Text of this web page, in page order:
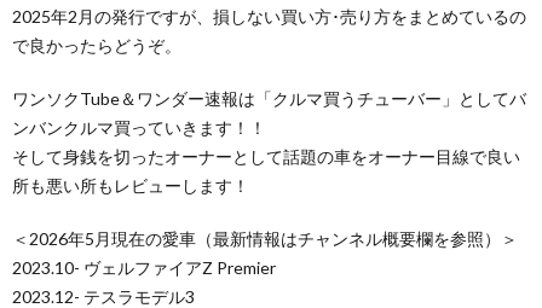
2025年2月の発行ですが、損しない買い方･売り方をまとめているの
で良かったらどうぞ。
ワンソクTube＆ワンダー速報は「クルマ買うチューバー」としてバ
ンバンクルマ買っていきます！！
そして身銭を切ったオーナーとして話題の車をオーナー目線で良い
所も悪い所もレビューします！
＜2026年5月現在の愛車（最新情報はチャンネル概要欄を参照）＞
2023.10- ヴェルファイアZ Premier
2023.12- テスラモデル3